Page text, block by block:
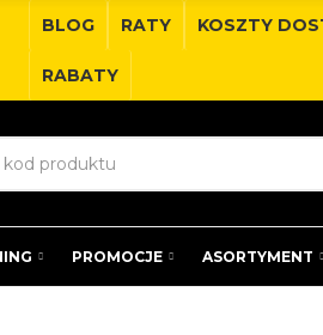
BLOG RATY KOSZTY
RABATY
PROMOCJE ASORTYMENT